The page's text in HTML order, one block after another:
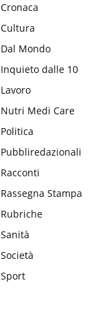
Cronaca
Cultura
Dal Mondo
Inquieto dalle 10
Lavoro
Nutri Medi Care
Politica
Pubbliredazionali
Racconti
Rassegna Stampa
Rubriche
Sanità
Società
Sport